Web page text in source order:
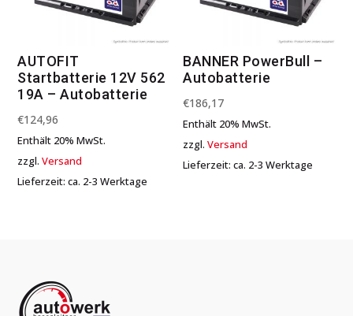
AUTOFIT
Startbatterie 12V 562
19A – Autobatterie
€124,96
Enthält 20% MwSt.
zzgl.Versand
Lieferzeit: ca. 2-3 Werktage
BANNER PowerBull –
Autobatterie
€186,17
Enthält 20% MwSt.
zzgl.Versand
Lieferzeit: ca. 2-3 Werktage